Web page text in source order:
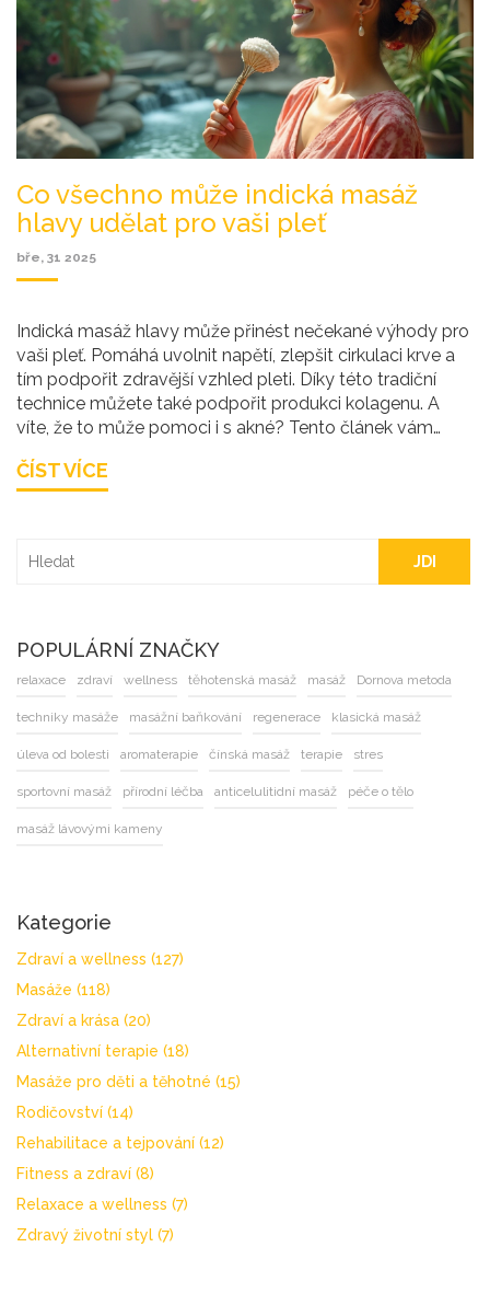
Co všechno může indická masáž
hlavy udělat pro vaši pleť
bře, 31 2025
Indická masáž hlavy může přinést nečekané výhody pro
vaši pleť. Pomáhá uvolnit napětí, zlepšit cirkulaci krve a
tím podpořit zdravější vzhled pleti. Díky této tradiční
technice můžete také podpořit produkci kolagenu. A
víte, že to může pomoci i s akné? Tento článek vám
masáž hlavy pro krásnou pleť.
ČÍST VÍCE
JDI
POPULÁRNÍ ZNAČKY
relaxace zdraví wellness těhotenská masáž masáž Dornova metoda
techniky masáže masážní baňkování regenerace klasická masáž
úleva od bolesti aromaterapie čínská masáž terapie stres
sportovní masáž přírodní léčba anticelulitidní masáž péče o tělo
masáž lávovými kameny
Kategorie
Zdraví a wellness (127)
Masáže (118)
Zdraví a krása (20)
Alternativní terapie (18)
Masáže pro děti a těhotné (15)
Rodičovství (14)
Rehabilitace a tejpování (12)
Fitness a zdraví (8)
Relaxace a wellness (7)
Zdravý životní styl (7)